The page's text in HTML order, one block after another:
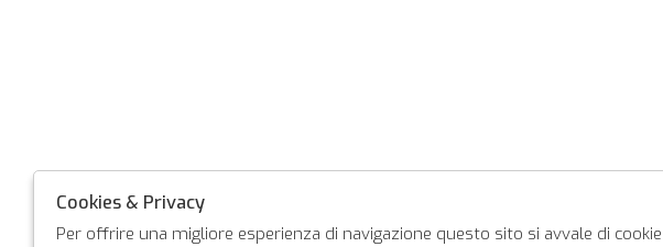
Cookies & Privacy
Per offrire una migliore esperienza di navigazione questo sito si avvale di